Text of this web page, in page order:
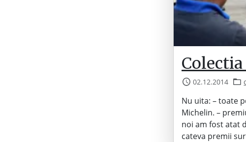
02.12.2014
Nu uita: – toate
Michelin. –
noi am fost atat
cateva premii